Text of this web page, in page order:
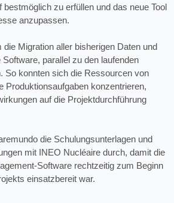
zu erfüllen und das neue Tool
anzupassen.
Migration aller bisherigen Daten und
parallel zu den laufenden
So konnten sich die Ressourcen von
Produktionsaufgaben konzentrieren,
auf die Projektdurchführung
die Schulungsunterlagen und
mit INEO Nucléaire durch, damit die
Software rechtzeitig zum Beginn
einsatzbereit war.